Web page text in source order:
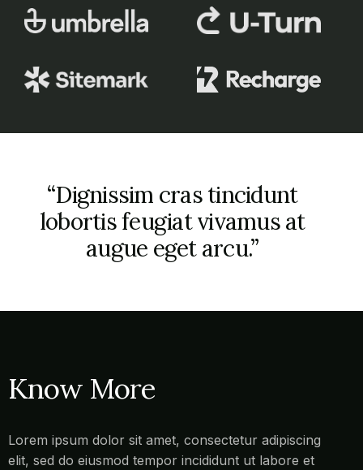
“Dignissim cras tincidunt
lobortis feugiat vivamus at
augue eget arcu.”
Know More
Lorem ipsum dolor sit amet, consectetur adipiscing
elit, sed do eiusmod tempor incididunt ut labore et